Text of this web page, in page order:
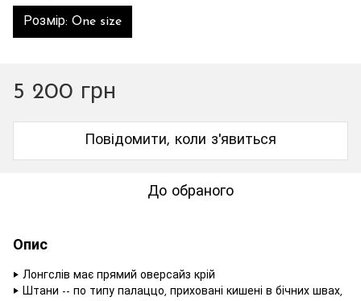
Розмір: One size
5 200 грн
Повідомити, коли з'явиться
До обраного
Опис
‣ Лонгслів має прямий оверсайз крій
‣ Штани -- по типу палаццо, приховані кишені в бічних швах,